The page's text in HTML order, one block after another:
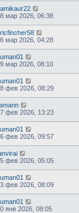
мар 2026, 06:38
мар 2026, 04:28
мар 2026, 08:10
фев 2026, 08:29
фев 2026, 13:23
фев 2026, 09:57
фев 2026, 05:05
фев 2026, 08:09
янв 2026, 08:05